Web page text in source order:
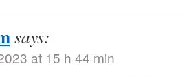
says:
at 15 h 44 min